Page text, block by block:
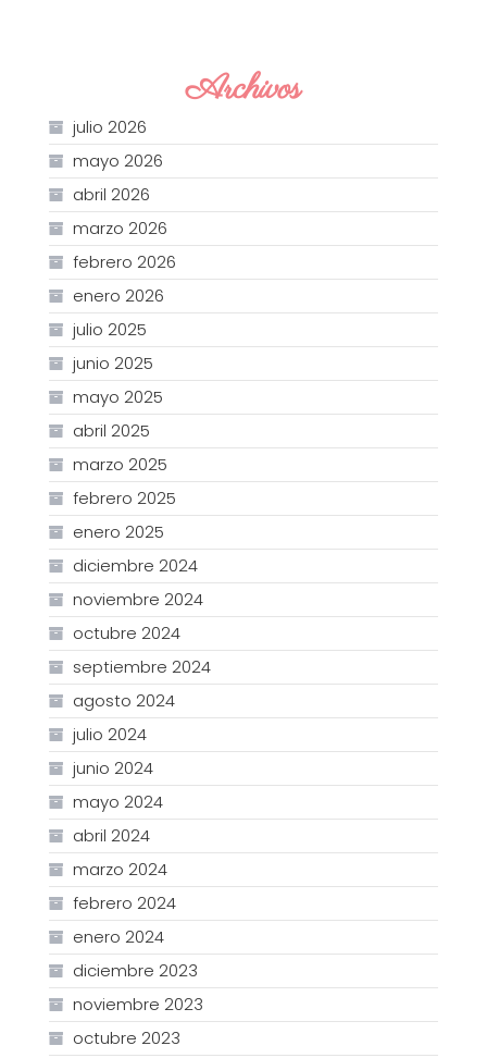
Archivos
julio 2026
mayo 2026
abril 2026
marzo 2026
febrero 2026
enero 2026
julio 2025
junio 2025
mayo 2025
abril 2025
marzo 2025
febrero 2025
enero 2025
diciembre 2024
noviembre 2024
octubre 2024
septiembre 2024
agosto 2024
julio 2024
junio 2024
mayo 2024
abril 2024
marzo 2024
febrero 2024
enero 2024
diciembre 2023
noviembre 2023
octubre 2023